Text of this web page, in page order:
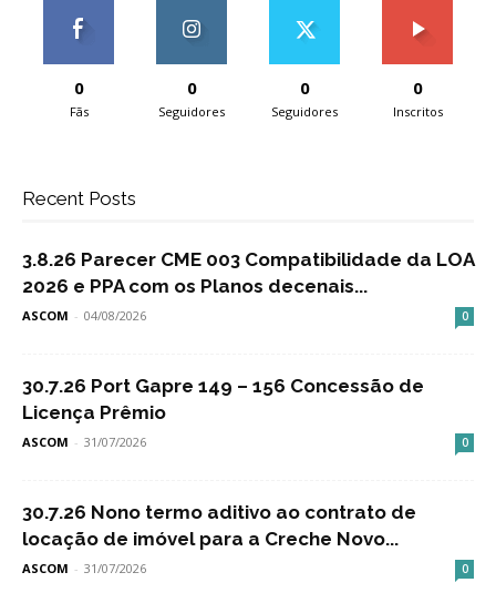
0
Fãs
0
Seguidores
0
Seguidores
0
Inscritos
Recent Posts
3.8.26 Parecer CME 003 Compatibilidade da LOA
2026 e PPA com os Planos decenais...
ASCOM - 04/08/2026 0
30.7.26 Port Gapre 149 – 156 Concessão de
Licença Prêmio
ASCOM - 31/07/2026 0
30.7.26 Nono termo aditivo ao contrato de
locação de imóvel para a Creche Novo...
ASCOM - 31/07/2026 0